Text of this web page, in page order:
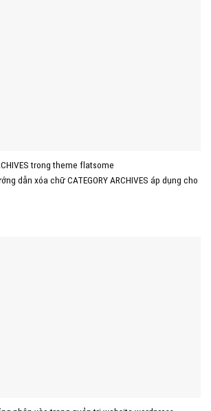
trong theme flatsome
dẫn xóa chữ CATEGORY ARCHIVES áp dụng cho